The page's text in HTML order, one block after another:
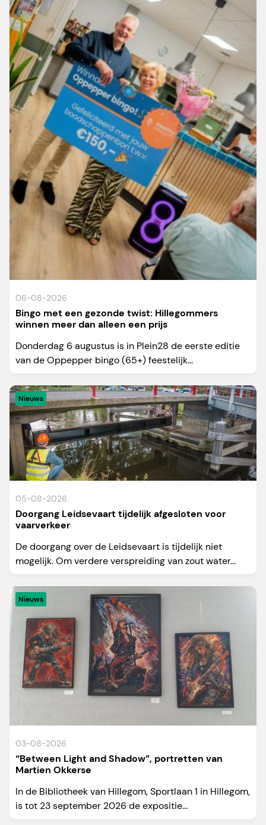
06-08-2026
Bingo met een gezonde twist: Hillegommers
winnen meer dan alleen een prijs
Donderdag 6 augustus is in Plein28 de eerste editie
van de Oppepper bingo (65+) feestelijk...
Nieuws
05-08-2026
Doorgang Leidsevaart tijdelijk afgesloten voor
vaarverkeer
De doorgang over de Leidsevaart is tijdelijk niet
mogelijk. Om verdere verspreiding van zout water...
Nieuws
03-08-2026
“Between Light and Shadow”, portretten van
Martien Okkerse
In de Bibliotheek van Hillegom, Sportlaan 1 in Hillegom,
is tot 23 september 2026 de expositie...